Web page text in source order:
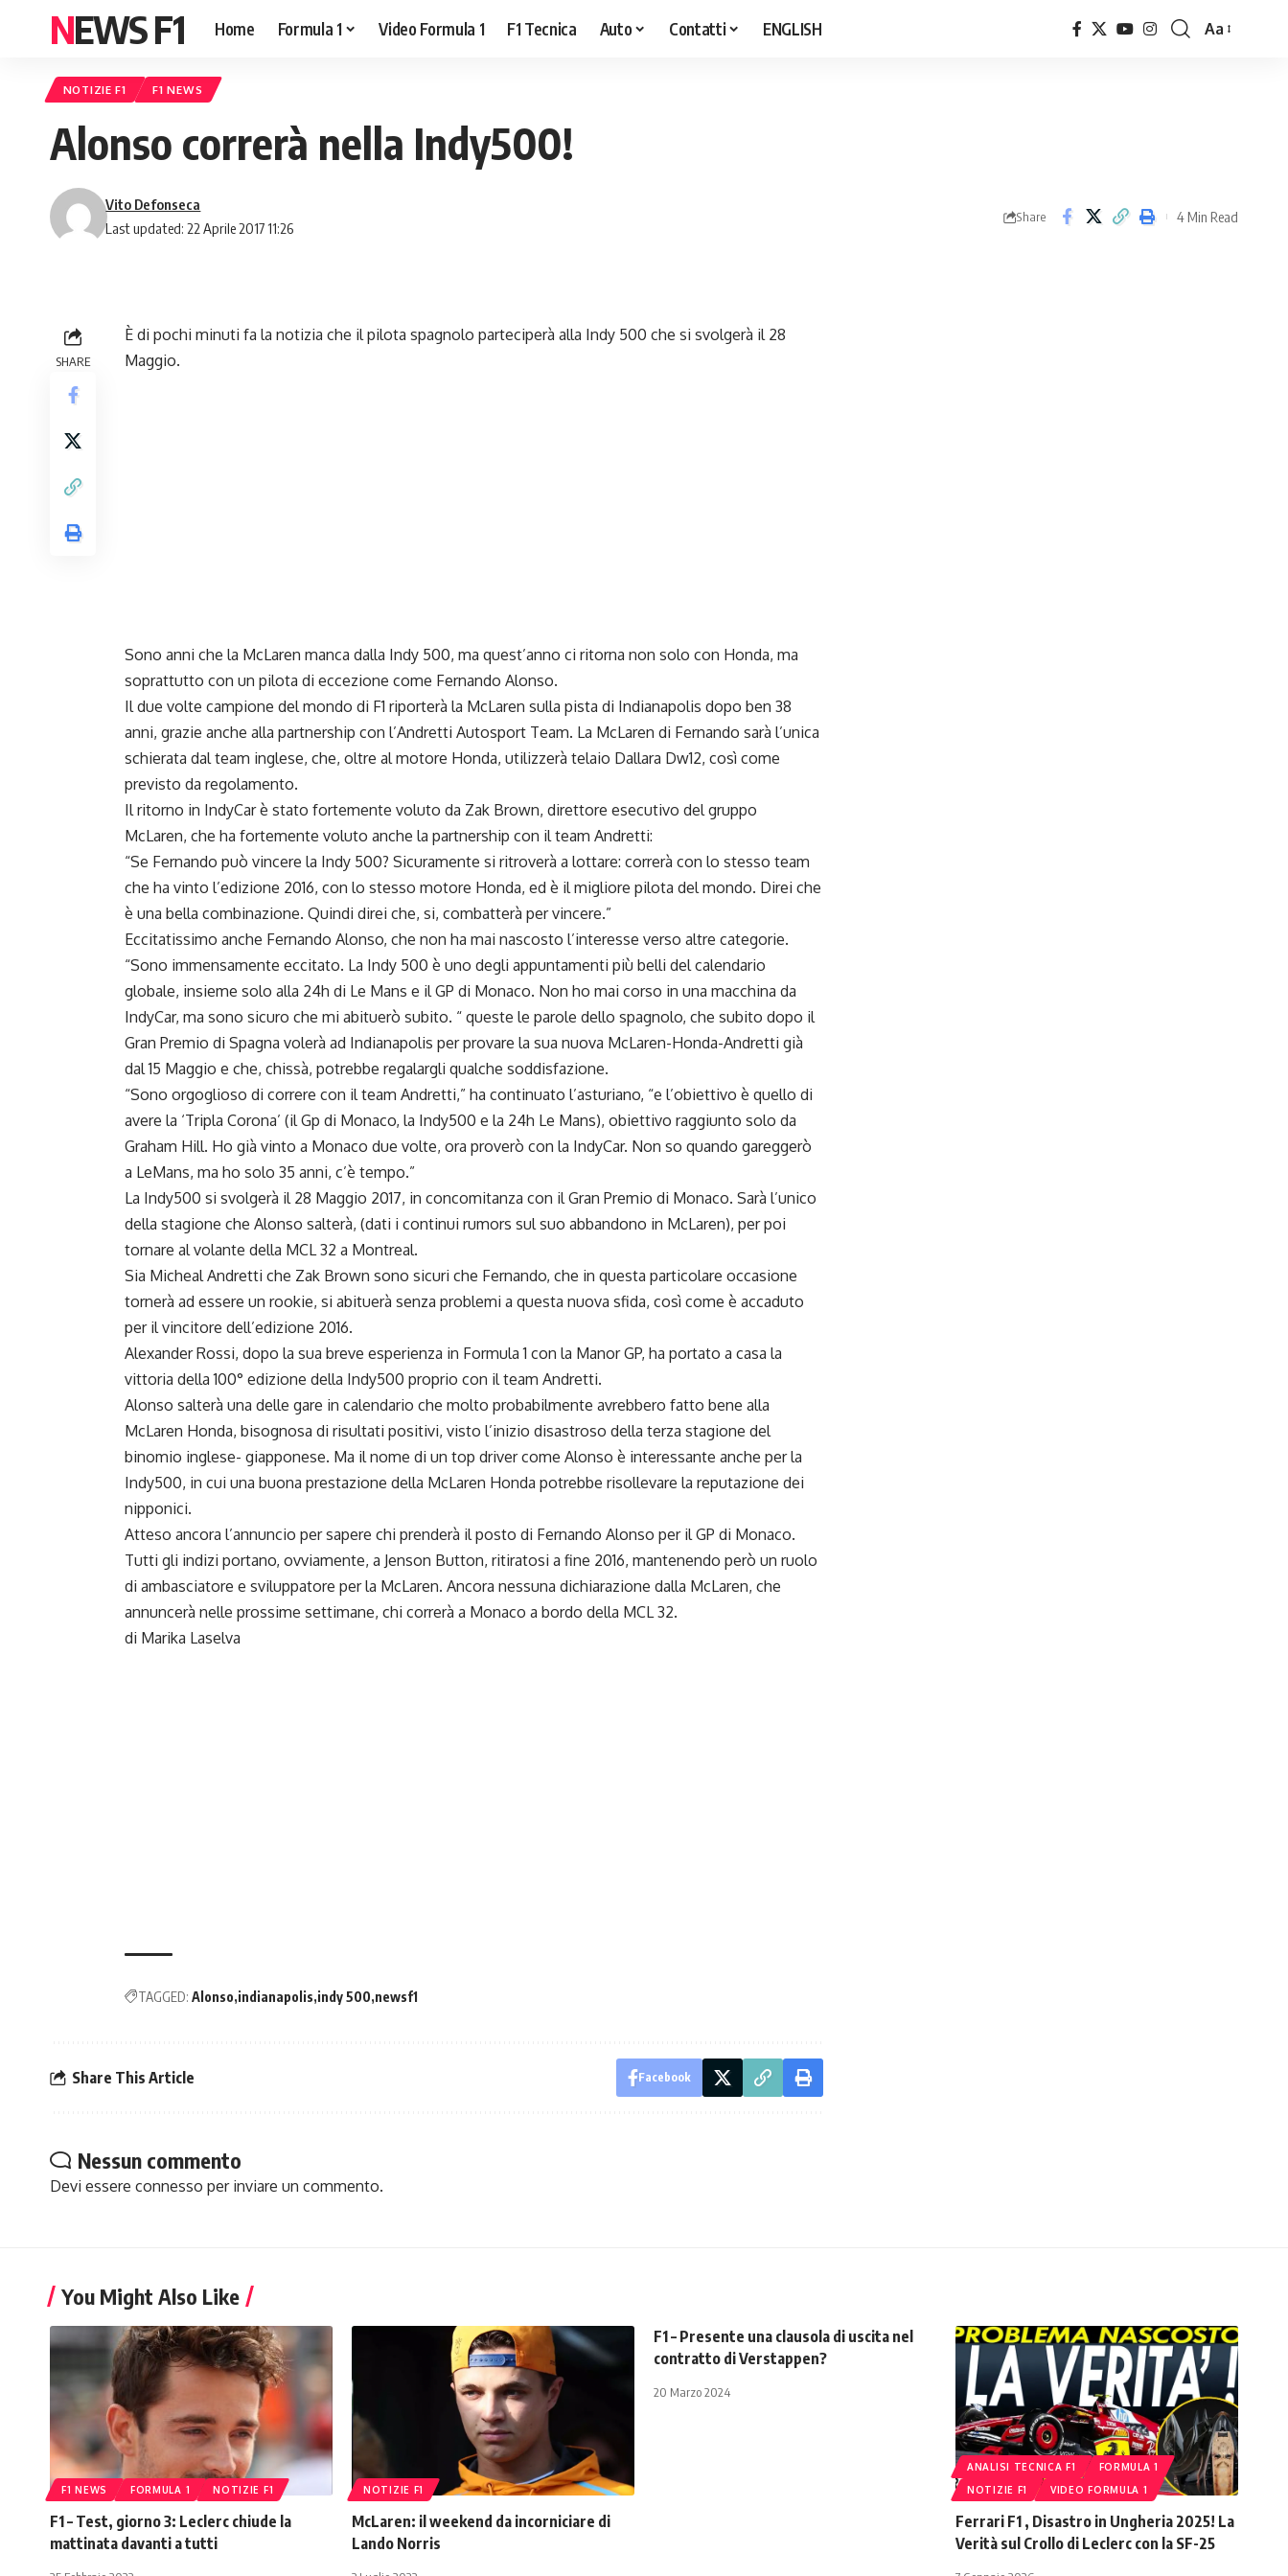
NEWS F1 Home Formula 1 Video Formula 1 F1 Tecnica Auto Contatti ENGLISH
Font
Aa
NOTIZIE F1 F1 NEWS
Alonso correrà nella Indy500!
Last updated: 22 Aprile 2017 11:26
Vito Defonseca
Share 4 Min Read
SHARE
È di pochi minuti fa la notizia che il pilota spagnolo parteciperà alla Indy 500 che si svolgerà il 28
Maggio.
Sono anni che la McLaren manca dalla Indy 500, ma quest’anno ci ritorna non solo con Honda, ma
soprattutto con un pilota di eccezione come Fernando Alonso.
Il due volte campione del mondo di F1 riporterà la McLaren sulla pista di Indianapolis dopo ben 38
anni, grazie anche alla partnership con l’Andretti Autosport Team. La McLaren di Fernando sarà l’unica
schierata dal team inglese, che, oltre al motore Honda, utilizzerà telaio Dallara Dw12, così come
previsto da regolamento.
Il ritorno in IndyCar è stato fortemente voluto da Zak Brown, direttore esecutivo del gruppo
McLaren, che ha fortemente voluto anche la partnership con il team Andretti:
“Se Fernando può vincere la Indy 500? Sicuramente si ritroverà a lottare: correrà con lo stesso team
che ha vinto l’edizione 2016, con lo stesso motore Honda, ed è il migliore pilota del mondo. Direi che
è una bella combinazione. Quindi direi che, si, combatterà per vincere.”
Eccitatissimo anche Fernando Alonso, che non ha mai nascosto l’interesse verso altre categorie.
“Sono immensamente eccitato. La Indy 500 è uno degli appuntamenti più belli del calendario
globale, insieme solo alla 24h di Le Mans e il GP di Monaco. Non ho mai corso in una macchina da
IndyCar, ma sono sicuro che mi abituerò subito. “ queste le parole dello spagnolo, che subito dopo il
Gran Premio di Spagna volerà ad Indianapolis per provare la sua nuova McLaren-Honda-Andretti già
dal 15 Maggio e che, chissà, potrebbe regalargli qualche soddisfazione.
“Sono orgoglioso di correre con il team Andretti,” ha continuato l’asturiano, “e l’obiettivo è quello di
avere la ‘Tripla Corona’ (il Gp di Monaco, la Indy500 e la 24h Le Mans), obiettivo raggiunto solo da
Graham Hill. Ho già vinto a Monaco due volte, ora proverò con la IndyCar. Non so quando gareggerò
a LeMans, ma ho solo 35 anni, c’è tempo.”
La Indy500 si svolgerà il 28 Maggio 2017, in concomitanza con il Gran Premio di Monaco. Sarà l’unico
della stagione che Alonso salterà, (dati i continui rumors sul suo abbandono in McLaren), per poi
tornare al volante della MCL 32 a Montreal.
Sia Micheal Andretti che Zak Brown sono sicuri che Fernando, che in questa particolare occasione
tornerà ad essere un rookie, si abituerà senza problemi a questa nuova sfida, così come è accaduto
per il vincitore dell’edizione 2016.
Alexander Rossi, dopo la sua breve esperienza in Formula 1 con la Manor GP, ha portato a casa la
vittoria della 100° edizione della Indy500 proprio con il team Andretti.
Alonso salterà una delle gare in calendario che molto probabilmente avrebbero fatto bene alla
McLaren Honda, bisognosa di risultati positivi, visto l’inizio disastroso della terza stagione del
binomio inglese- giapponese. Ma il nome di un top driver come Alonso è interessante anche per la
Indy500, in cui una buona prestazione della McLaren Honda potrebbe risollevare la reputazione dei
nipponici.
Atteso ancora l’annuncio per sapere chi prenderà il posto di Fernando Alonso per il GP di Monaco.
Tutti gli indizi portano, ovviamente, a Jenson Button, ritiratosi a fine 2016, mantenendo però un ruolo
di ambasciatore e sviluppatore per la McLaren. Ancora nessuna dichiarazione dalla McLaren, che
annuncerà nelle prossime settimane, chi correrà a Monaco a bordo della MCL 32.
di Marika Laselva
TAGGED: Alonso indianapolis indy 500 newsf1
Share This Article Facebook
Nessun commento
Devi essere connesso per inviare un commento.
You Might Also Like
F1 NEWS FORMULA 1 NOTIZIE F1
F1 – Test, giorno 3: Leclerc chiude la
mattinata davanti a tutti
NOTIZIE F1
McLaren: il weekend da incorniciare di
Lando Norris
F1 – Presente una clausola di uscita nel
contratto di Verstappen?
20 Marzo 2024
ANALISI TECNICA F1
FORMULA 1
NOTIZIE F1
VIDEO FORMULA 1
Ferrari F1 , Disastro in Ungheria 2025! La
Verità sul Crollo di Leclerc con la SF-25